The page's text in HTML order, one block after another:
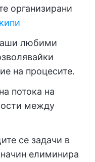
организирани
любими
на процесите.
потока на
между
се задачи в
елиминира